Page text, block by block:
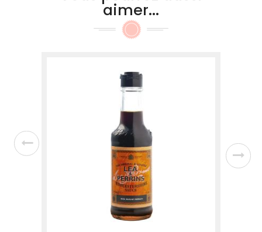
aimer...